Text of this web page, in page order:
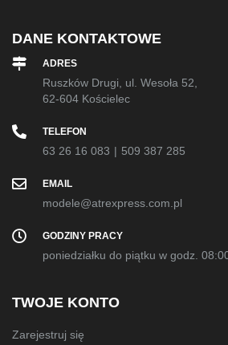
DANE KONTAKTOWE
ADRES
Ruszków Drugi, ul. Wesoła 52,
62-604 Kościelec
TELEFON
63 26 16 083 | 509 387 285
EMAIL
modele@atrexpress.com.pl
GODZINY PRACY
poniedziałku do piątku w godz.
TWOJE KONTO
Zarejestruj się